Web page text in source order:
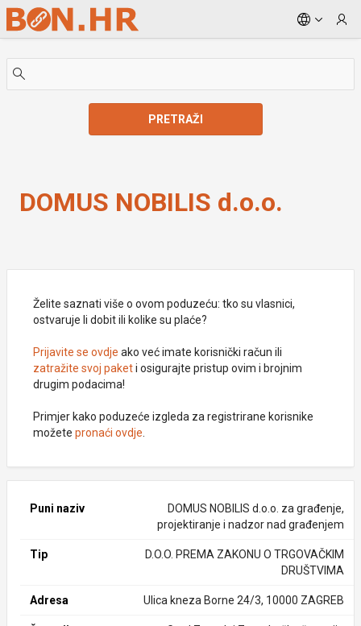
Skip to Main Content
PRETRAŽI
DOMUS NOBILIS d.o.o.
Želite saznati više o ovom poduzeću: tko su vlasnici,
ostvaruje li dobit ili kolike su plaće?
Prijavite se ovdje ako već imate korisnički račun ili
zatražite svoj paketi osigurajte pristup ovim i brojnim
drugim podacima!
Primjer kako poduzeće izgleda za registrirane korisnike
možete pronaći ovdje
Puni naziv
DOMUS NOBILIS d.o.o. za građenje,
projektiranje i nadzor nad građenjem
Tip
D.O.O. PREMA ZAKONU O TRGOVAČKIM
DRUŠTVIMA
Adresa Ulica kneza Borne 24/3, 10000 ZAGREB